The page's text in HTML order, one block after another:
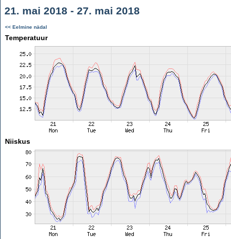
21. mai 2018 - 27. mai 2018
<< Eelmine nädal
Temperatuur
Niiskus